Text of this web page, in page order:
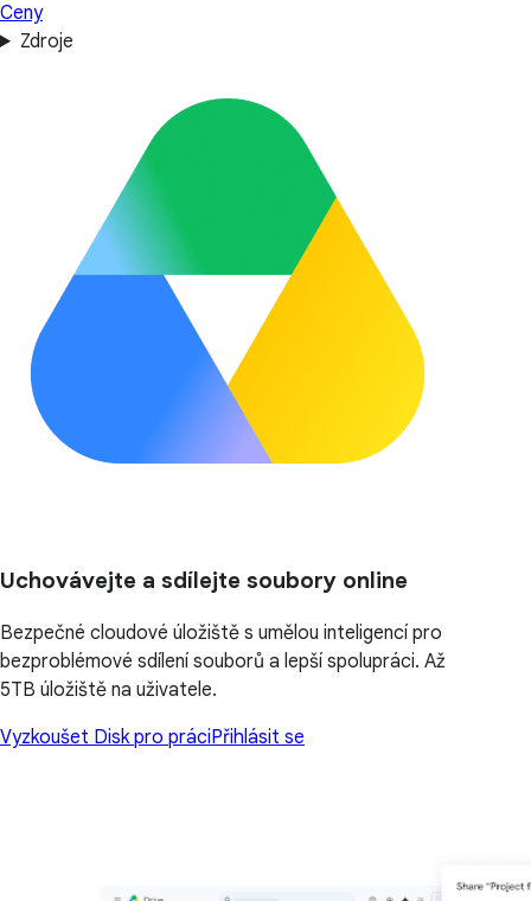
Ceny
Zdroje
Uchovávejte a sdílejte soubory online
Bezpečné cloudové úložiště s umělou inteligencí pro
bezproblémové sdílení souborů a lepší spolupráci. Až
5TB úložiště na uživatele.
Vyzkoušet Disk pro práciPřihlásit se